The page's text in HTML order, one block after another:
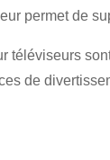
permet de
téléviseurs
de